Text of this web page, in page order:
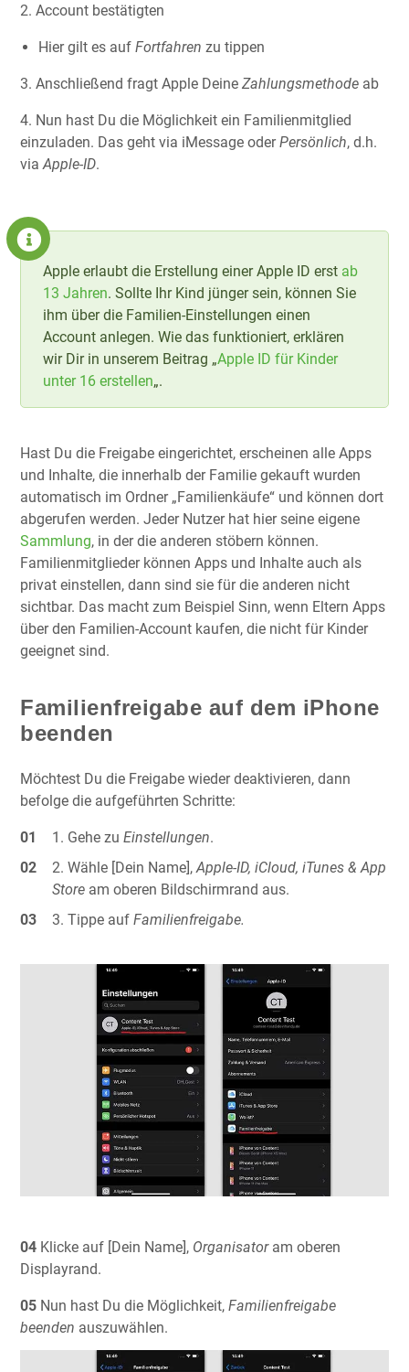
2. Account bestätigten
Hier gilt es auf Fortfahren zu tippen
3. Anschließend fragt Apple Deine Zahlungsmethode ab
4. Nun hast Du die Möglichkeit ein Familienmitglied
einzuladen. Das geht via iMessage oderPersönlich, d.h.
via Apple-ID.
Apple erlaubt die Erstellung einer Apple ID erst ab
13 Jahren. Sollte Ihr Kind jünger sein, können Sie
ihm über die Familien-Einstellungen einen
Account anlegen. Wie das funktioniert, erklären
wir Dir in unserem Beitrag „Apple ID für Kinder
unter 16 erstellen„.
Hast Du die Freigabe eingerichtet, erscheinen alle Apps
und Inhalte, die innerhalb der Familie gekauft wurden
automatisch im Ordner „Familienkäufe“ und können dort
abgerufen werden. Jeder Nutzer hat hier seine eigene
Sammlung, in der die anderen stöbern können.
Familienmitglieder können Apps und Inhalte auch als
privat einstellen, dann sind sie für die anderen nicht
sichtbar. Das macht zum Beispiel Sinn, wenn Eltern Apps
über den Familien-Account kaufen, die nicht für Kinder
geeignet sind.
Familienfreigabe auf dem iPhone
beenden
Möchtest Du die Freigabe wieder deaktivieren, dann
befolge die aufgeführten Schritte:
Gehe zuEinstellungen.
Wähle [Dein Name],Apple-ID, iCloud, iTunes & App
Store am oberen Bildschirmrand aus.
Tippe aufFamilienfreigabe.
04 Klicke auf [Dein Name], Organisatoram oberen
Displayrand.
05 Nun hast Du die Möglichkeit, Familienfreigabe
beenden auszuwählen.